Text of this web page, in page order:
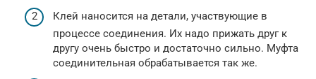
Клей наносится на детали, участвующие в
процессе соединения. Их надо прижать друг к
другу очень быстро и достаточно сильно. Муфта
соединительная обрабатывается так же.